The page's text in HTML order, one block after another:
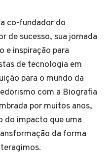
co-fundador do
de sucesso, sua jornada
e inspiração para
de tecnologia em
para o mundo da
com a Biografia
por muitos anos,
do impacto que uma
da forma